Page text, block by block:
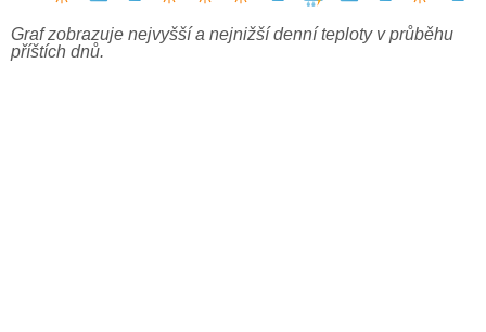
Graf zobrazuje nejvyšší a nejnižší denní teploty v průběhu
příštích dnů.